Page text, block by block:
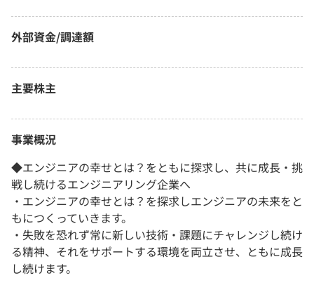
外部資金/調達額
主要株主
事業概況
◆エンジニアの幸せとは？をともに探求し、共に成長・挑
戦し続けるエンジニアリング企業へ
・エンジニアの幸せとは？を探求しエンジニアの未来をと
もにつくっていきます。
・失敗を恐れず常に新しい技術・課題にチャレンジし続け
る精神、それをサポートする環境を両立させ、ともに成長
し続けます。